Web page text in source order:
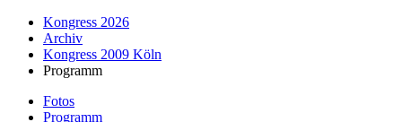
Kongress 2026
Archiv
Kongress 2009 Köln
Programm
Fotos
Programm